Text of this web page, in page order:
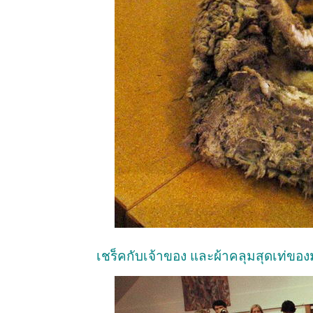
เชร็คกับเจ้าของ และผ้าคลุมสุดเท่ขอ